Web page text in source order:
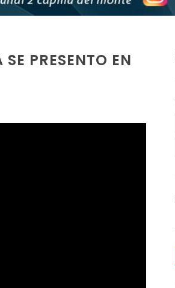
PRESENTO EN